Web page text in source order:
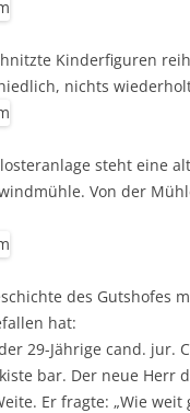
Kinderfiguren
nichts
steht eine
Von der
des Gutshofes
hat:
29-Jährige cand. jur.
bar. Der neue Herr
Er fragte: „Wie